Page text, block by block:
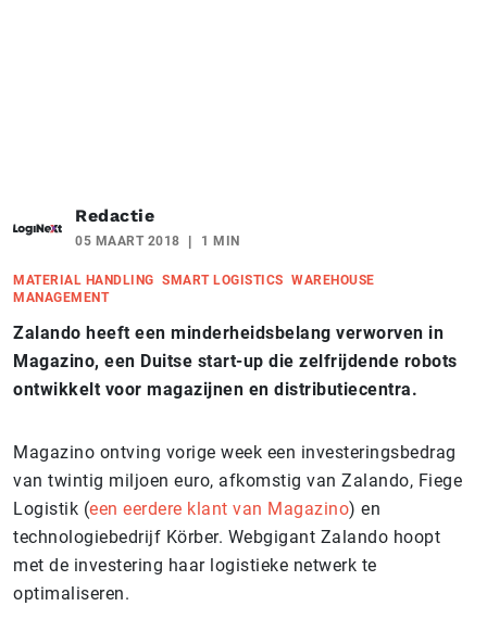
Redactie
05 MAART 2018 1 MIN
MATERIAL HANDLING SMART LOGISTICS WAREHOUSE
MANAGEMENT
Zalando heeft een minderheidsbelang verworven in
Magazino, een Duitse start-up die zelfrijdende robots
ontwikkelt voor magazijnen en distributiecentra.
Magazino ontving vorige week een investeringsbedrag
van twintig miljoen euro, afkomstig van Zalando, Fiege
Logistik (een eerdere klant van Magazino) en
technologiebedrijf Körber. Webgigant Zalando hoopt
met de investering haar logistieke netwerk te
optimaliseren.